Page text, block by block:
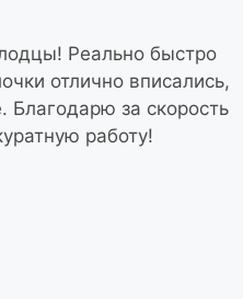
Реально быстро
отлично вписались,
Благодарю за скорость
работу!